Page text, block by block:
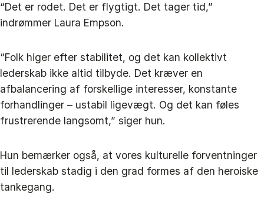
“Det er rodet. Det er flygtigt. Det tager tid,”
indrømmer Laura Empson.
“Folk higer efter stabilitet, og det kan kollektivt
lederskab ikke altid tilbyde. Det kræver en
afbalancering af forskellige interesser, konstante
forhandlinger – ustabil ligevægt. Og det kan føles
frustrerende langsomt,” siger hun.
Hun bemærker også, at vores kulturelle forventninger
til lederskab stadig i den grad formes af den heroiske
tankegang.